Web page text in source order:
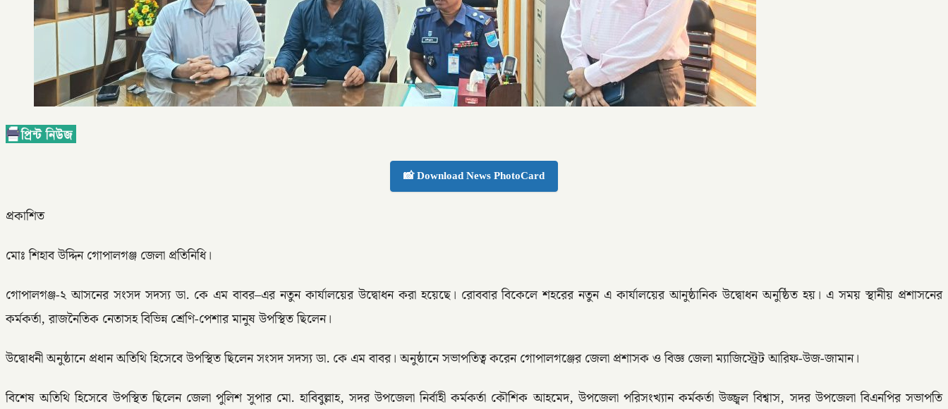
📸 Download News PhotoCard
প্রকাশিত
মোঃ শিহাব উদ্দিন গোপালগঞ্জ জেলা প্রতিনিধি।
গোপালগঞ্জ-২ আসনের সংসদ সদস্য ডা. কে এম বাবর–এর নতুন কার্যালয়ের উদ্বোধন করা হয়েছে। রোববার বিকেলে শহরের নতুন এ কার্যালয়ের আনুষ্ঠানিক উদ্বোধন অনুষ্ঠিত হয়। এ সময় স্থানীয় প্রশাসনের
কর্মকর্তা, রাজনৈতিক নেতাসহ বিভিন্ন শ্রেণি-পেশার মানুষ উপস্থিত ছিলেন।
উদ্বোধনী অনুষ্ঠানে প্রধান অতিথি হিসেবে উপস্থিত ছিলেন সংসদ সদস্য ডা. কে এম বাবর। অনুষ্ঠানে সভাপতিত্ব করেন গোপালগঞ্জের জেলা প্রশাসক ও বিজ্ঞ জেলা ম্যাজিস্ট্রেট আরিফ-উজ-জামান।
বিশেষ অতিথি হিসেবে উপস্থিত ছিলেন জেলা পুলিশ সুপার মো. হাবিবুল্লাহ, সদর উপজেলা নির্বাহী কর্মকর্তা কৌশিক আহমেদ, উপজেলা পরিসংখ্যান কর্মকর্তা উজ্জ্বল বিশ্বাস, সদর উপজেলা বিএনপির সভাপতি